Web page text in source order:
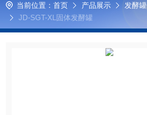
当前位置： 首页 产品展示 发酵罐
JD-SGT-XL固体发酵罐